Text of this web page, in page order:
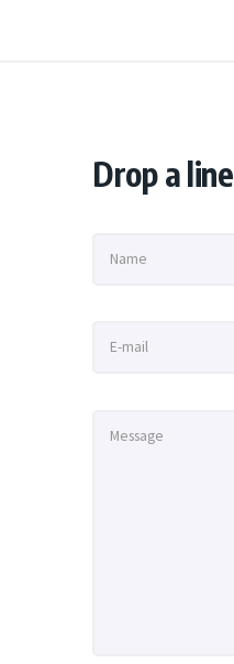
Drop a line